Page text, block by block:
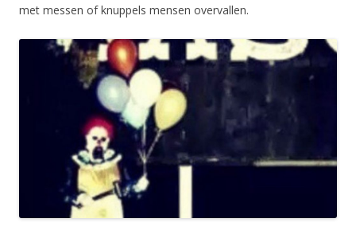
met messen of knuppels mensen overvallen.